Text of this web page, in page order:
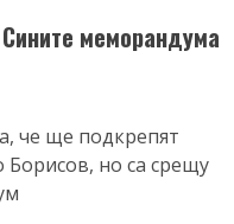
меморандума
че ще подкрепят
Борисов, но са срещу